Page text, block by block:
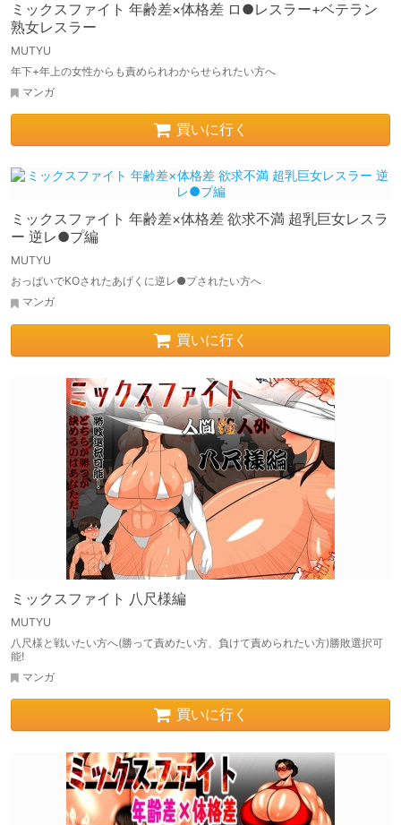
ミックスファイト 年齢差×体格差 ロ●レスラー+ベテラン
熟女レスラー
MUTYU
年下+年上の女性からも責められわからせられたい方へ
マンガ
買いに行く
ミックスファイト 年齢差×体格差 欲求不満 超乳巨女レスラ
ー 逆レ●プ編
MUTYU
おっぱいでKOされたあげくに逆レ●プされたい方へ
マンガ
買いに行く
ミックスファイト 八尺様編
MUTYU
八尺様と戦いたい方へ(勝って責めたい方、負けて責められたい方)勝敗選択可
能!
マンガ
買いに行く